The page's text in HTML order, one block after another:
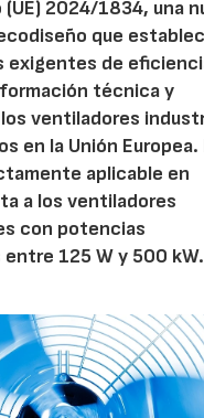
2024/1834, una
que
exigentes de
técnica y
ventiladores
en la Unión Europea.
aplicable en
a los ventiladores
con potencias
125 W y 500 kW.